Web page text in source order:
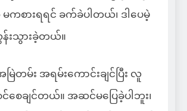
ကစားရရင် ခက်ခဲပါတယ်၊ ဒါပေမဲ့
န်းသွားခဲ့တယ်။
ြဲတမ်း အရမ်းကောင်းချင်ပြီး လူ
စေချင်တယ်။ အဆင်မပြေခဲ့ပါဘူး၊